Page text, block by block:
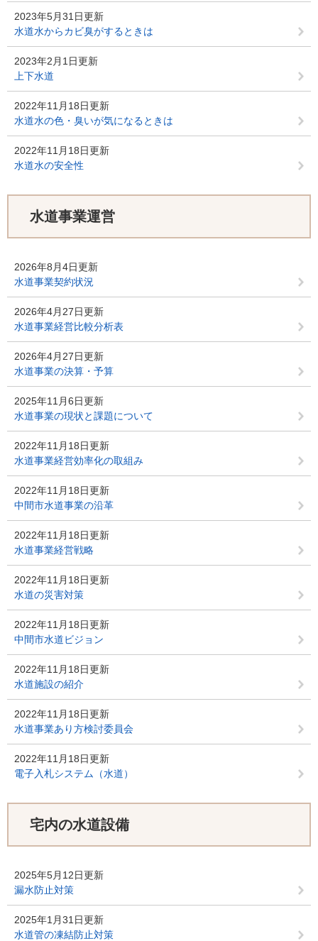
2023年5月31日更新
水道水からカビ臭がするときは
2023年2月1日更新
上下水道
2022年11月18日更新
水道水の色・臭いが気になるときは
2022年11月18日更新
水道水の安全性
水道事業運営
2026年8月4日更新
水道事業契約状況
2026年4月27日更新
水道事業経営比較分析表
2026年4月27日更新
水道事業の決算・予算
2025年11月6日更新
水道事業の現状と課題について
2022年11月18日更新
水道事業経営効率化の取組み
2022年11月18日更新
中間市水道事業の沿革
2022年11月18日更新
水道事業経営戦略
2022年11月18日更新
水道の災害対策
2022年11月18日更新
中間市水道ビジョン
2022年11月18日更新
水道施設の紹介
2022年11月18日更新
水道事業あり方検討委員会
2022年11月18日更新
電子入札システム（水道）
宅内の水道設備
2025年5月12日更新
漏水防止対策
2025年1月31日更新
水道管の凍結防止対策